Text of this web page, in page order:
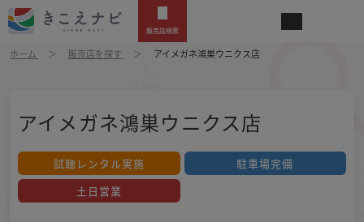
販売店検索
ホーム 販売店を探す アイメガネ鴻巣ウニクス店
アイメガネ鴻巣ウニクス店
試聴レンタル実施
駐車場完備
土日営業